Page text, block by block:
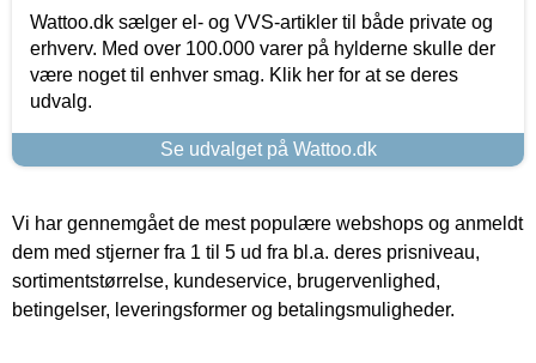
Wattoo.dk sælger el- og VVS-artikler til både private og
erhverv. Med over 100.000 varer på hylderne skulle der
være noget til enhver smag. Klik her for at se deres
udvalg.
Se udvalget på Wattoo.dk
Vi har gennemgået de mest populære webshops og anmeldt
dem med stjerner fra 1 til 5 ud fra bl.a. deres prisniveau,
sortimentstørrelse, kundeservice, brugervenlighed,
betingelser, leveringsformer og betalingsmuligheder.